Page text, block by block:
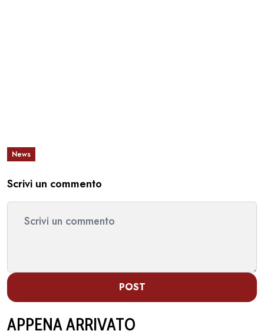
News
Scrivi un commento
POST
APPENA ARRIVATO